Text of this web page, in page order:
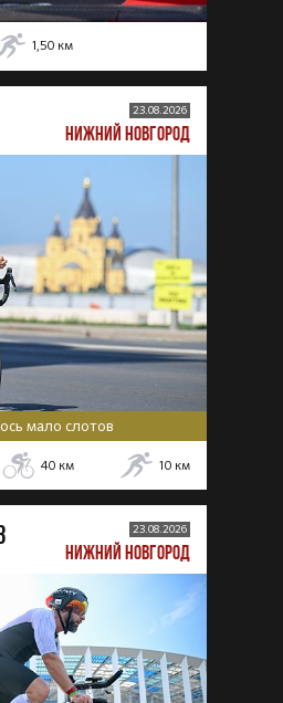
1,50 км
23.08.2026
НИЖНИЙ НОВГОРОД
мало слотов
40 км 10 км
23.08.2026
НИЖНИЙ НОВГОРОД